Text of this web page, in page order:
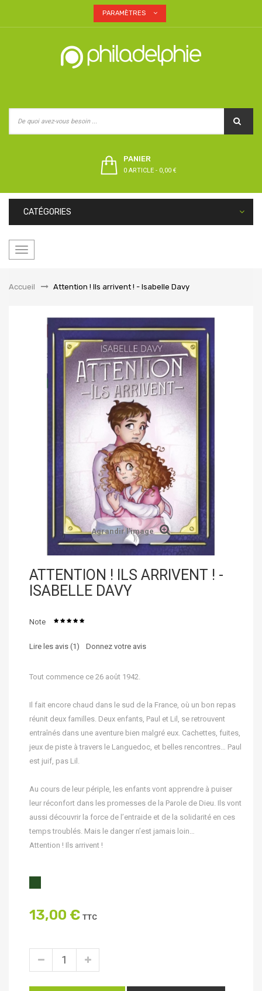
PARAMÈTRES
PANIER
0 ARTICLE - 0,00 €
CATÉGORIES
Basculer
Accueil
&gt;Attention ! Ils arrivent ! - Isabelle Davy
Agrandir l'image
ATTENTION ! ILS ARRIVENT ! -
ISABELLE DAVY
Note
Lire les avis (1) Donnez votre avis
Tout commence ce 26 août 1942.
Il fait encore chaud dans le sud de la France, où un bon repas
réunit deux familles. Deux enfants, Paul et Lil, se retrouvent
entraînés dans une aventure bien malgré eux. Cachettes, fuites,
jeux de piste à travers le Languedoc, et belles rencontres… Paul
est juif, pas Lil.
Au cours de leur périple, les enfants vont apprendre à puiser
leur réconfort dans les promesses de la Parole de Dieu. Ils vont
aussi découvrir la force de l’entraide et de la solidarité en ces
temps troublés. Mais le danger n’est jamais loin…
Attention ! Ils arrivent !
13,00 € TTC